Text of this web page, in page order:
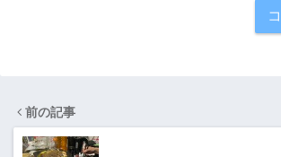
前の記事